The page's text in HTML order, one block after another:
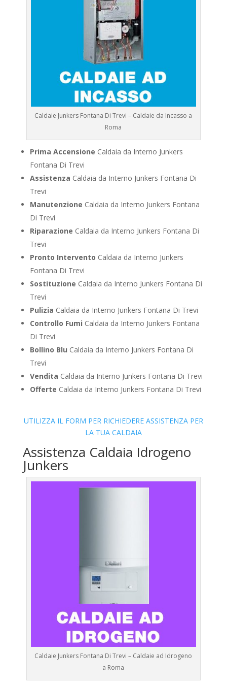
Caldaie Junkers Fontana Di Trevi – Caldaie da Incasso a
Roma
Prima Accensione Caldaia da Interno Junkers
Fontana Di Trevi
Assistenza Caldaia da Interno Junkers Fontana Di
Trevi
Manutenzione Caldaia da Interno Junkers Fontana
Di Trevi
Riparazione Caldaia da Interno Junkers Fontana Di
Trevi
Pronto Intervento Caldaia da Interno Junkers
Fontana Di Trevi
Sostituzione Caldaia da Interno Junkers Fontana Di
Trevi
Pulizia Caldaia da Interno Junkers Fontana Di Trevi
Controllo Fumi Caldaia da Interno Junkers Fontana
Di Trevi
Bollino Blu Caldaia da Interno Junkers Fontana Di
Trevi
Vendita Caldaia da Interno Junkers Fontana Di Trevi
Offerte Caldaia da Interno Junkers Fontana Di Trevi
UTILIZZA IL FORM PER RICHIEDERE ASSISTENZA PER
LA TUA CALDAIA
Assistenza Caldaia Idrogeno
Junkers
Caldaie Junkers Fontana Di Trevi – Caldaie ad Idrogeno
a Roma